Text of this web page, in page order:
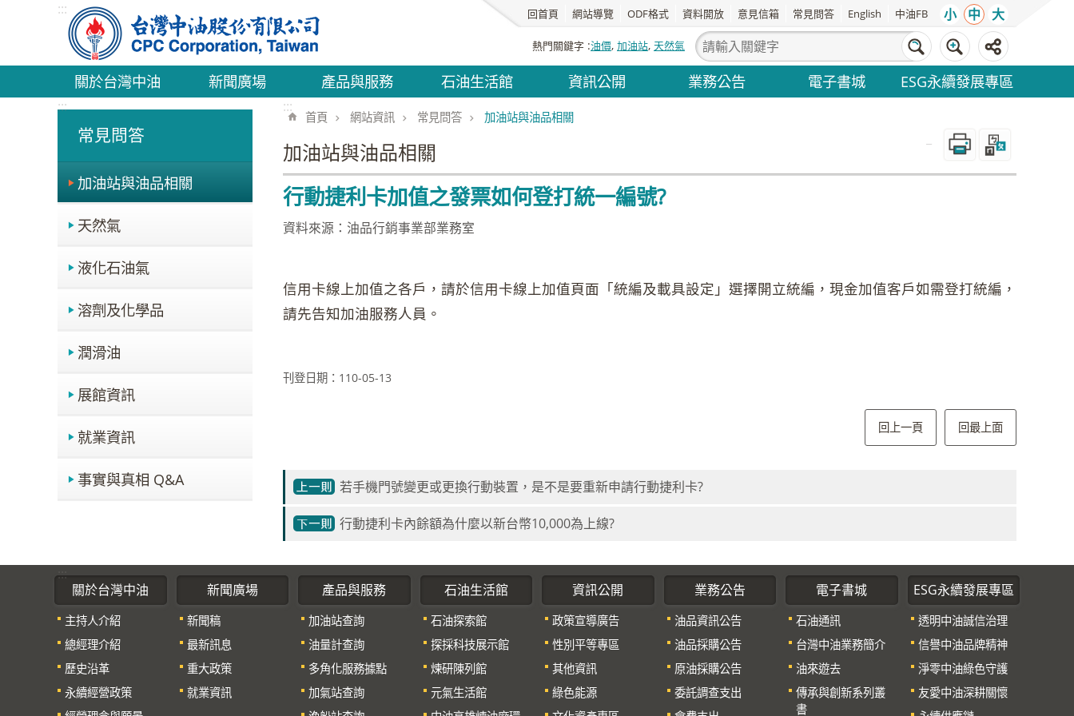
跳到主要內容區塊
::: 回首頁 網站導覽 ODF格式 資料開放 意見信箱 常見問答 English 中油FB 小 中 大
熱門關鍵字 油價 加油站 天然氣
關於台灣中油 新聞廣場 產品與服務 石油生活館 資訊公開 業務公告 電子書城 ESG永續發展專區
:::
常見問答
加油站與油品相關
天然氣
液化石油氣
溶劑及化學品
潤滑油
展館資訊
就業資訊
事實與真相 Q&A
:::
首頁 網站資訊 常見問答 加油站與油品相關
加油站與油品相關
行動捷利卡加值之發票如何登打統一編號?
資料來源：油品行銷事業部業務室
信用卡線上加值之各戶，請於信用卡線上加值頁面「統編及載具設定」選擇開立統編，現金加值客戶如需登打統編，
請先告知加油服務人員。
刊登日期：110-05-13
回上一頁 回最上面
若手機門號變更或更換行動裝置，是不是要重新申請行動捷利卡?
行動捷利卡內餘額為什麼以新台幣10‚000為上線?
:::
關於台灣中油
主持人介紹
總經理介紹
歷史沿革
永續經營政策
新聞廣場
新聞稿
最新訊息
重大政策
就業資訊
產品與服務
加油站查詢
油量計查詢
多角化服務據點
加氣站查詢
石油生活館
石油探索館
探採科技展示館
煉研陳列館
元氣生活館
資訊公開
政策宣導廣告
性別平等專區
其他資訊
綠色能源
業務公告
油品資訊公告
油品採購公告
原油採購公告
委託調查支出
電子書城
石油通訊
台灣中油業務簡介
油來遊去
傳承與創新系列叢
書
ESG永續發展專區
透明中油誠信治理
信譽中油品牌精神
淨零中油綠色守護
友愛中油深耕關懷